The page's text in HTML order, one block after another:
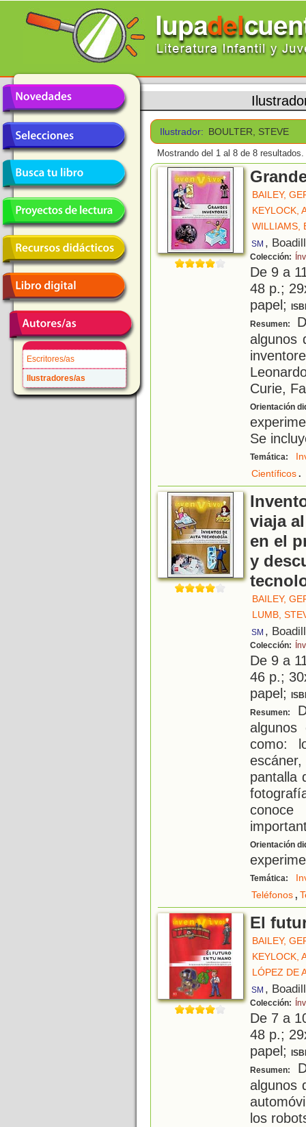
Escritores/as
Ilustradores/as
Ilustrador: BOULTER, STEVE
Mostrando del 1 al 8 de 8 resultados.
BAILEY,
KEYLOCK,
WILLIAMS,
SM ,
Colección:
De 9 a
48 p.;
papel;
Resumen:
algunos
Curie,
Orientación
Se
Temática:
Científicos.
viaja
en el
y
BAILEY,
LUMB,
SM ,
Colección:
De 9 a
46 p.;
papel;
Resumen:
algunos
como:
pantalla
Orientación
Temática:
Teléfonos,
El
BAILEY,
KEYLOCK,
LÓPEZ DE
SM ,
Colección:
De 7 a
48 p.;
papel;
Resumen:
algunos
los